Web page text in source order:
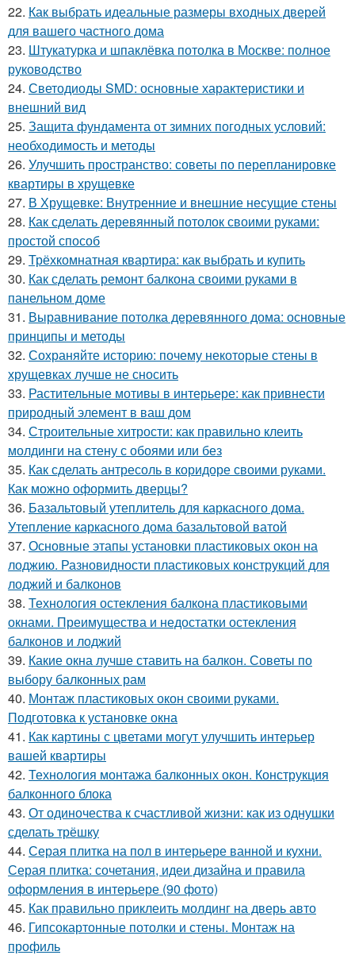
22. Как выбрать идеальные размеры входных дверей
для вашего частного дома
23. Штукатурка и шпаклёвка потолка в Москве: полное
руководство
24. Светодиоды SMD: основные характеристики и
внешний вид
25. Защита фундамента от зимних погодных условий:
необходимость и методы
26. Улучшить пространство: советы по перепланировке
квартиры в хрущевке
27. В Хрущевке: Внутренние и внешние несущие стены
28. Как сделать деревянный потолок своими руками:
простой способ
29. Трёхкомнатная квартира: как выбрать и купить
30. Как сделать ремонт балкона своими руками в
панельном доме
31. Выравнивание потолка деревянного дома: основные
принципы и методы
32. Сохраняйте историю: почему некоторые стены в
хрущевках лучше не сносить
33. Растительные мотивы в интерьере: как привнести
природный элемент в ваш дом
34. Строительные хитрости: как правильно клеить
молдинги на стену с обоями или без
35. Как сделать антресоль в коридоре своими руками.
Как можно оформить дверцы?
36. Базальтовый утеплитель для каркасного дома.
Утепление каркасного дома базальтовой ватой
37. Основные этапы установки пластиковых окон на
лоджию. Разновидности пластиковых конструкций для
лоджий и балконов
38. Технология остекления балкона пластиковыми
окнами. Преимущества и недостатки остекления
балконов и лоджий
39. Какие окна лучше ставить на балкон. Советы по
выбору балконных рам
40. Монтаж пластиковых окон своими руками.
Подготовка к установке окна
41. Как картины с цветами могут улучшить интерьер
вашей квартиры
42. Технология монтажа балконных окон. Конструкция
балконного блока
43. От одиночества к счастливой жизни: как из однушки
сделать трёшку
44. Серая плитка на пол в интерьере ванной и кухни.
Серая плитка: сочетания, идеи дизайна и правила
оформления в интерьере (90 фото)
45. Как правильно приклеить молдинг на дверь авто
46. Гипсокартонные потолки и стены. Монтаж на
профиль